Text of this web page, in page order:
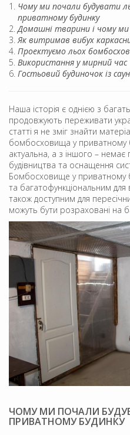
Чому ми почали будувати
приватному будинку
Домашні тварини і чому ми
Як витримав вибух
Проектуємо льох
Використання у мирний час
Гостьовий будиночок із
Наша історія є однією з
продовжують переживати
статті я не зміг знайти
бомбосховища у приватному
актуальна, а з іншого – немає
будівництва та оснащення
Бомбосховище у приватному
та багатофункціональним
також доступним для
можуть бути розраховані на
ЧОМУ МИ ПОЧАЛИ
ПРИВАТНОМУ БУДИНКУ